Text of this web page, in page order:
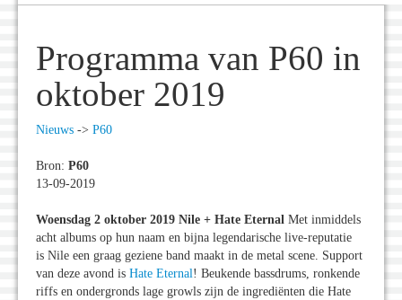
Programma van P60 in
oktober 2019
Nieuws -> P60
Bron: P60
13-09-2019
Woensdag 2 oktober 2019 Nile + Hate Eternal Met inmiddels
acht albums op hun naam en bijna legendarische live-reputatie
is Nile een graag geziene band maakt in de metal scene. Support
van deze avond is Hate Eternal! Beukende bassdrums, ronkende
riffs en ondergronds lage growls zijn de ingrediënten die Hate